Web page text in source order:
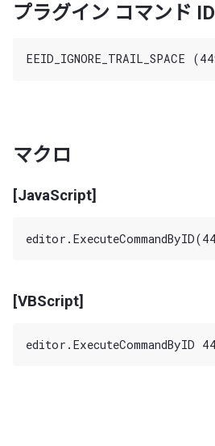
プラグイン コマンド ID
マクロ
[JavaScript]
[VBScript]